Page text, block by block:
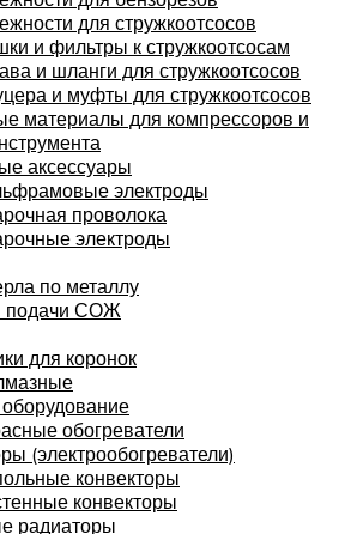
для стружкоотсосов
и фильтры к стружкоотсосам
и шланги для стружкоотсосов
и муфты для стружкоотсосов
материалы для компрессоров и
аксессуары
электроды
проволока
электроды
по металлу
подачи СОЖ
для коронок
обогреватели
(электрообогреватели)
конвекторы
конвекторы
радиаторы